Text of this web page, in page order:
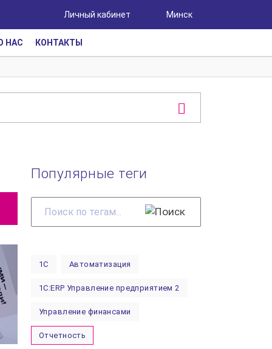
Личный кабинет Минск
НАС КОНТАКТЫ
Популярные теги
1С Автоматизация
1С:ERP Управление предприятием 2
Управление финансами
Отчетность